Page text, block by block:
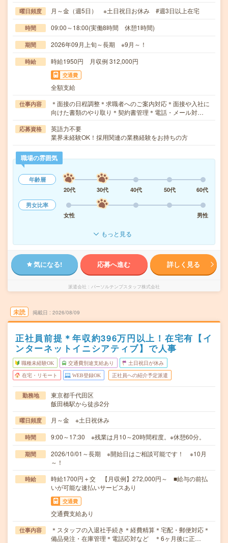
曜日頻度 月～金（週5日） ※土日祝日お休み #週3日以上在宅
時間 09:00～18:00(実働8時間 休憩1時間)
期間 2026年09月上旬～長期 ※9月～！
時給 時給1950円 月収例 312,000円
交通費
全額支給
仕事内容
＊面接の日程調整＊求職者へのご案内対応＊面接や入社に
向けた書類のやり取り＊契約書管理＊電話・メール対…
応募資格
英語力不要
業界未経験OK！採用関連の業務経験をお持ちの方
職場の雰囲気
年齢層
20代
30代 40代 50代
60代
男女比率
女性
男性
もっと見る
気になる! 応募へ進む 詳しく見る
派遣会社 パーソルテンプスタッフ株式会社
未読 掲載日 2026/08/09
正社員前提＊年収約396万円以上！在宅有【イ
ンターネットイニシアティブ】で人事
職種未経験OK 交通費別途支給あり 土日祝日が休み
在宅・リモート WEB登録OK 正社員への紹介予定派遣
勤務地
東京都千代田区
飯田橋駅から徒歩2分
曜日頻度 月～金 ※土日祝休み
時間 9:00～17:30 ※残業は月10～20時間程度。※休憩60分。
期間
2026/10/01～長期 ※開始日はご相談可能です！ ※10月
～！
時給
時給1700円＋交 【月収例】272,000円～ ■給与の前払
いが可能な速払いサービスあり
交通費
交通費支給あり
仕事内容
＊スタッフの入退社手続き＊経費精算＊宅配・郵便対応＊
備品発注・在庫管理＊電話応対など ＊6ヶ月後に正…